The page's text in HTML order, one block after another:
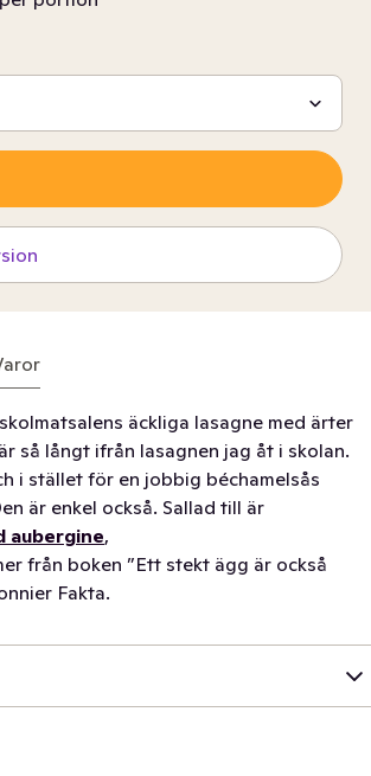
äckliga lasagne med ärter
så långt ifrån lasagnen jag åt i skolan.
i stället för en jobbig béchamelsås
är enkel också. Sallad till är
aubergine,
från boken ”Ett stekt ägg är också
Fakta.